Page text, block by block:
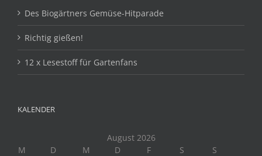
Des Biogärtners Gemüse-Hitparade
Richtig gießen!
12 x Lesestoff für Gartenfans
KALENDER
August 2026
M
D M D F S
S